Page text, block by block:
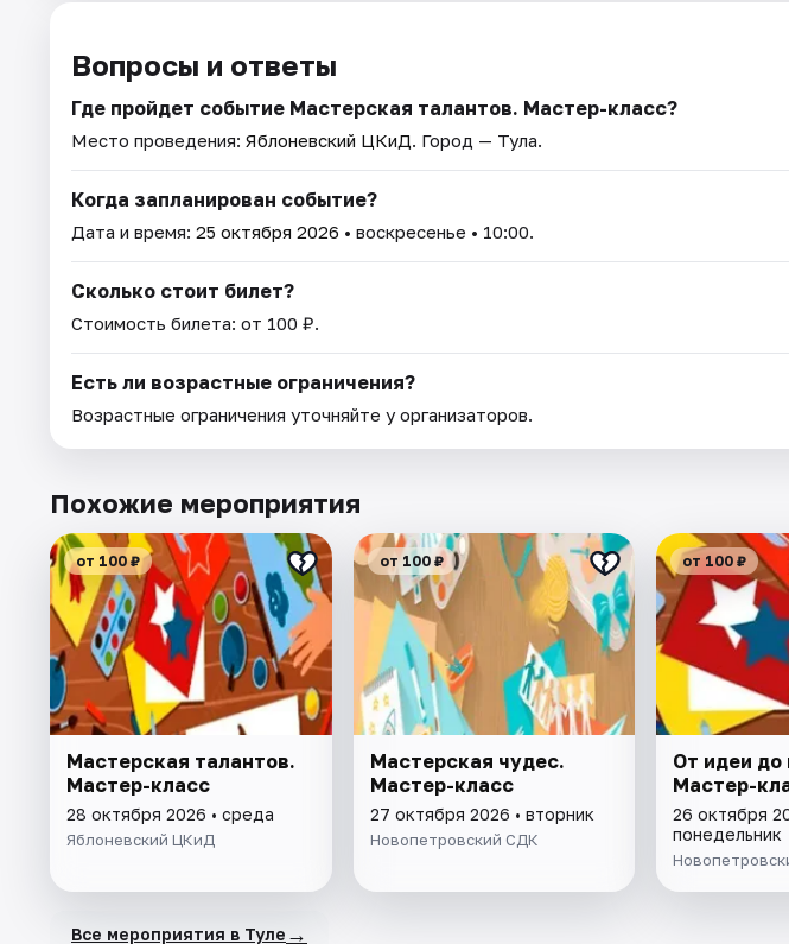
Вопросы и ответы
Где пройдет событие Мастерская талантов. Мастер-класс?
Место проведения: Яблоневский ЦКиД. Город — Тула.
Когда запланирован событие?
Дата и время: 25 октября 2026 • воскресенье • 10:00.
Сколько стоит билет?
Стоимость билета: от 100 ₽.
Есть ли возрастные ограничения?
Возрастные ограничения уточняйте у организаторов.
Похожие мероприятия
от 100 ₽
Мастерская талантов.
Мастер-класс
28 октября 2026 • среда
Яблоневский ЦКиД
от 100 ₽
Мастерская чудес.
Мастер-класс
27 октября 2026 • вторник
Новопетровский СДК
от 100 ₽
От идеи
Мастер-
26 октября
понедельник
Все мероприятия в Туле →